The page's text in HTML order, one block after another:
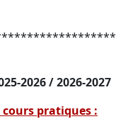
2026 / 2026-2027
cours pratiques :